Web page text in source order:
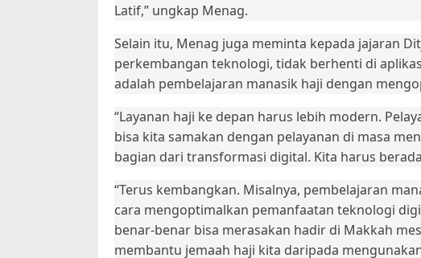
Latif,” ungkap Menag.
Selain itu, Menag juga meminta kepada jajaran
perkembangan teknologi, tidak berhenti di
adalah pembelajaran manasik haji dengan
“Layanan haji ke depan harus lebih modern.
bisa kita samakan dengan pelayanan di masa
bagian dari transformasi digital. Kita harus
“Terus kembangkan. Misalnya, pembelajaran
cara mengoptimalkan pemanfaatan teknologi
benar-benar bisa merasakan hadir di Makkah
membantu jemaah haji kita daripada